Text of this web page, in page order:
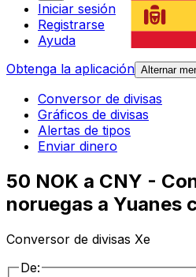
Iniciar sesión
Registrarse
Ayuda
Obtenga la aplicación Alternar
Conversor de divisas
Gráficos de divisas
Alertas de tipos
Enviar dinero
50 NOK a CNY -
noruegas a Yuanes
Conversor de divisas Xe
De: